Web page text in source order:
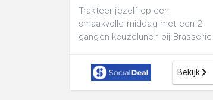
Trakteer jezelf op een
smaakvolle middag met een 2-
gangen keuzelunch bij Brasserie
genieten van ...
Bekijk